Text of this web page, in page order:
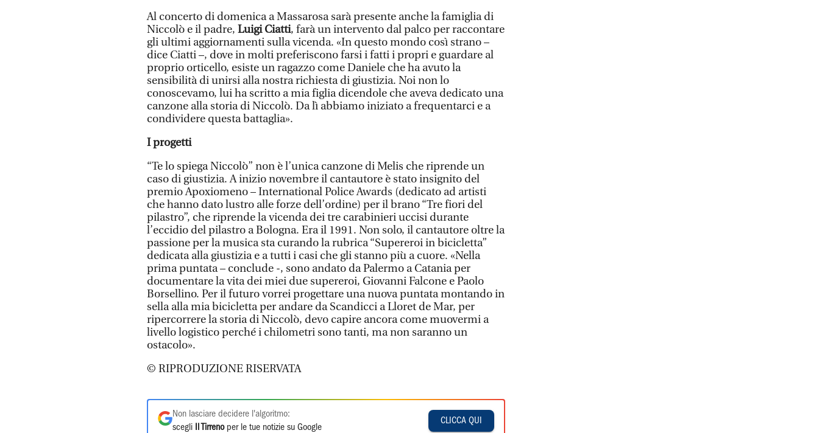
Al concerto di domenica a Massarosa sarà presente anche la famiglia di
Niccolò e il padre, Luigi Ciatti, farà un intervento dal palco per raccontare
gli ultimi aggiornamenti sulla vicenda. «In questo mondo così strano –
dice Ciatti –, dove in molti preferiscono farsi i fatti i propri e guardare al
proprio orticello, esiste un ragazzo come Daniele che ha avuto la
sensibilità di unirsi alla nostra richiesta di giustizia. Noi non lo
conoscevamo, lui ha scritto a mia figlia dicendole che aveva dedicato una
canzone alla storia di Niccolò. Da lì abbiamo iniziato a frequentarci e a
condividere questa battaglia».
I progetti
“Te lo spiega Niccolò” non è l’unica canzone di Melis che riprende un
caso di giustizia. A inizio novembre il cantautore è stato insignito del
premio Apoxiomeno – International Police Awards (dedicato ad artisti
che hanno dato lustro alle forze dell’ordine) per il brano “Tre fiori del
pilastro”, che riprende la vicenda dei tre carabinieri uccisi durante
l’eccidio del pilastro a Bologna. Era il 1991. Non solo, il cantautore oltre la
passione per la musica sta curando la rubrica “Supereroi in bicicletta”
dedicata alla giustizia e a tutti i casi che gli stanno più a cuore. «Nella
prima puntata – conclude -, sono andato da Palermo a Catania per
documentare la vita dei miei due supereroi, Giovanni Falcone e Paolo
Borsellino. Per il futuro vorrei progettare una nuova puntata montando in
sella alla mia bicicletta per andare da Scandicci a Lloret de Mar, per
ripercorrere la storia di Niccolò, devo capire ancora come muovermi a
livello logistico perché i chilometri sono tanti, ma non saranno un
ostacolo».
© RIPRODUZIONE RISERVATA
Non lasciare decidere l'algoritmo:
scegli
Il Tirrenoper le tue notizie su Google
CLICCA QUI